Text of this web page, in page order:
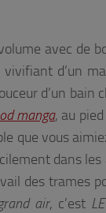
avec de
d’un
d’un bain
manga, au
que vous
dans
des trames
air, c’est LE